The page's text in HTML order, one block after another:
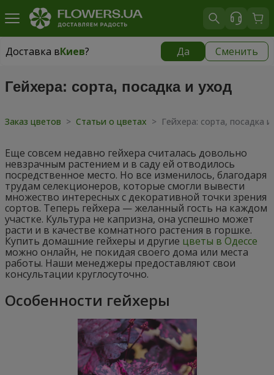
Доставка вКиев? Да Сменить
Доставка вКиев
Гейхера: сорта, посадка и уход
Заказ цветов > Статьи о цветах > Гейхера: сорта, посадка
Еще совсем недавно гейхера считалась довольно
невзрачным растением и в саду ей отводилось
посредственное место. Но все изменилось, благодаря
трудам селекционеров, которые смогли вывести
множество интересных с декоративной точки зрения
сортов. Теперь гейхера — желанный гость на каждом
участке. Культура не капризна, она успешно может
расти и в качестве комнатного растения в горшке.
Купить домашние гейхеры и другие цветы в Одессе
можно онлайн, не покидая своего дома или места
работы. Наши менеджеры предоставляют свои
консультации круглосуточно.
Особенности гейхеры